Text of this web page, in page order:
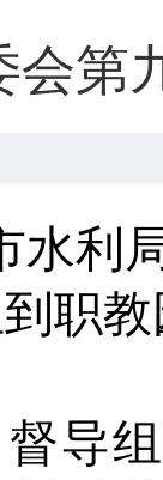
会第
水利
职
导